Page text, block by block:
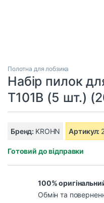
Полотна для лобзика
Набір пилок
T101B (5 шт.)
Бренд: KROHN Артикул:
Готовий до відправки
100%
Обмін та